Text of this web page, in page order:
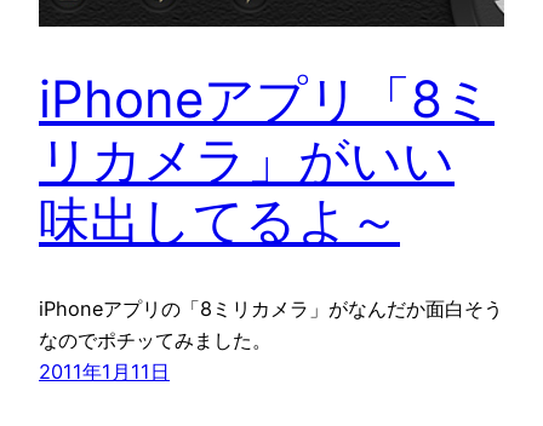
iPhoneアプリ「8ミ
リカメラ」がいい
味出してるよ～
iPhoneアプリの「8ミリカメラ」がなんだか面白そう
なのでポチッてみました。
2011年1月11日